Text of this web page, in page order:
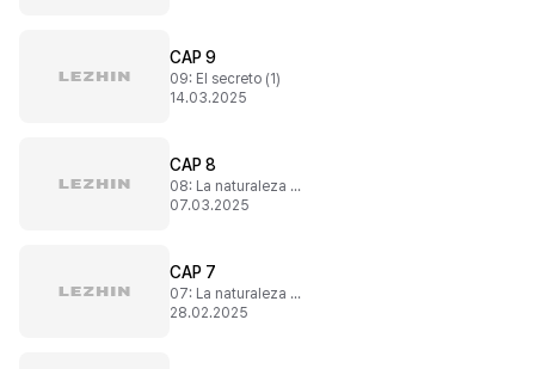
CAP 9
09: El secreto (1)
14.03.2025
CAP 8
08: La naturaleza de la mente (2)
07.03.2025
CAP 7
07: La naturaleza de la mente (1)
28.02.2025